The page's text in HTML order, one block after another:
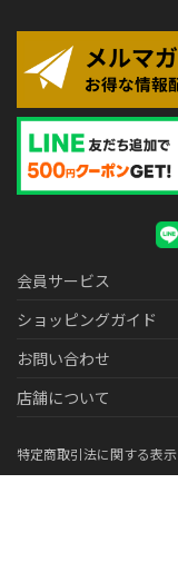
会員サービス
ショッピングガイド
お問い合わせ
店舗について
特定商取引法に関する表示